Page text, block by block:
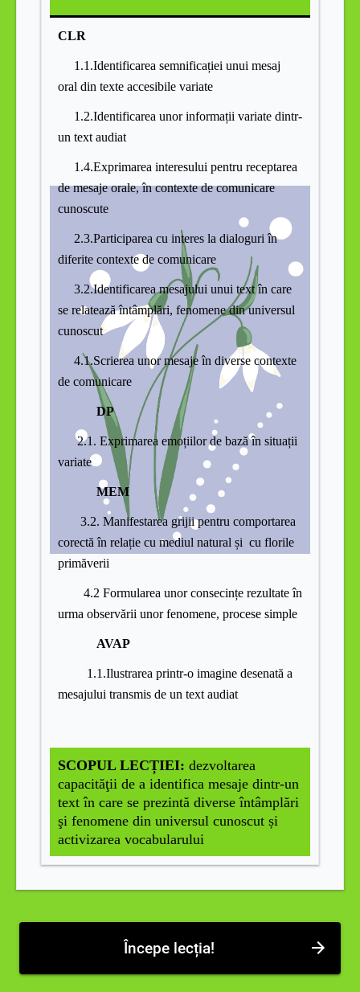
CLR
1.1.Identificarea semnificației unui mesaj
oral din texte accesibile variate
1.2.Identificarea unor informații variate dintr-
un text audiat
1.4.Exprimarea interesului pentru receptarea
de mesaje orale, în contexte de comunicare
cunoscute
2.3.Participarea cu interes la dialoguri în
diferite contexte de comunicare
3.2.Identificarea mesajului unui text în care
se relatează întâmplări, fenomene din universul
cunoscut
4.1.Scrierea unor mesaje în diverse contexte
de comunicare
DP
2.1. Exprimarea emoțiilor de bază în situații
variate
MEM
3.2. Manifestarea grijii pentru comportarea
corectă în relație cu mediul natural și cu florile
primăverii
4.2 Formularea unor consecințe rezultate în
urma observării unor fenomene, procese simple
AVAP
1.1.Ilustrarea printr-o imagine desenată a
mesajului transmis de un text audiat
SCOPUL LECȚIEI: dezvoltarea
capacităţii de a identifica mesaje dintr-un
text în care se prezintă diverse întâmplări
şi fenomene din universul cunoscut și
activizarea vocabularului
Începe lecția!